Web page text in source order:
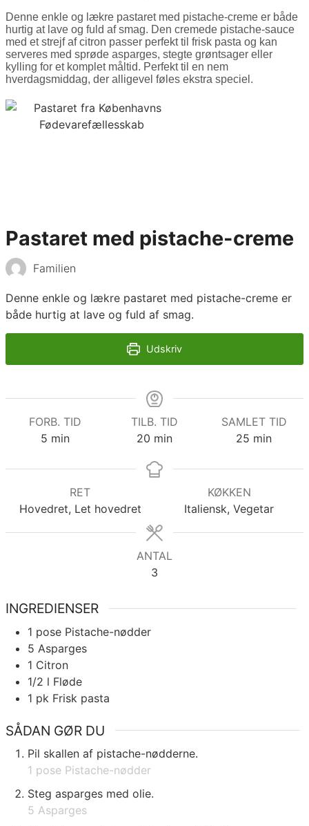
Denne enkle og lækre pastaret med pistache-creme er både
hurtig at lave og fuld af smag. Den cremede pistache-sauce
med et strejf af citron passer perfekt til frisk pasta og kan
serveres med sprøde asparges, stegte grøntsager eller
kylling for et komplet måltid. Perfekt til en nem
hverdagsmiddag, der alligevel føles ekstra speciel.
Pastaret med pistache-creme
Familien
Denne enkle og lækre pastaret med pistache-creme er
både hurtig at lave og fuld af smag.
Udskriv
FORB. TID
5 minutter
min
TILB. TID
20 minutter
min
SAMLET TID
25 minutter
min
RET
Hovedret, Let hovedret
KØKKEN
Italiensk, Vegetar
ANTAL
3
INGREDIENSER
1 pose Pistache-nødder
5 Asparges
1 Citron
1/2 l Fløde
1 pk Frisk pasta
SÅDAN GØR DU
Pil skallen af pistache-nødderne.
1 pose Pistache-nødder
Steg asparges med olie.
5 Asparges